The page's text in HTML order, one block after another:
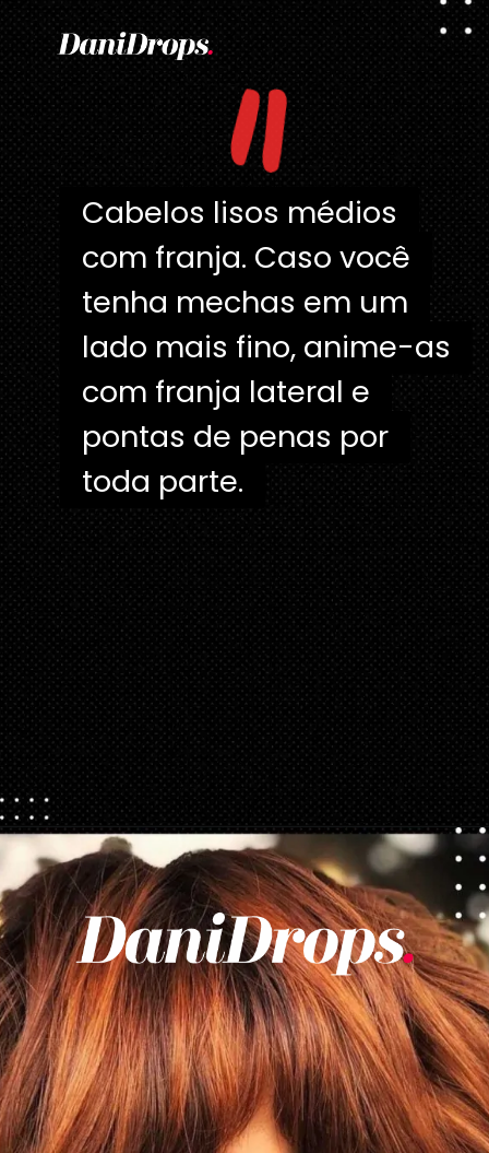
"
Cabelos lisos médios
com franja. Caso você
tenha mechas em um
lado mais fino, anime-as
com franja lateral e
pontas de penas por
toda parte.
Cabelos lisos médios
com franja. Caso você
tenha mechas em um
lado mais fino, anime-as
com franja lateral e
pontas de penas por
Opening https://danidrops.com.br/tendencia-corte-de-cabelo-feminino-2025/